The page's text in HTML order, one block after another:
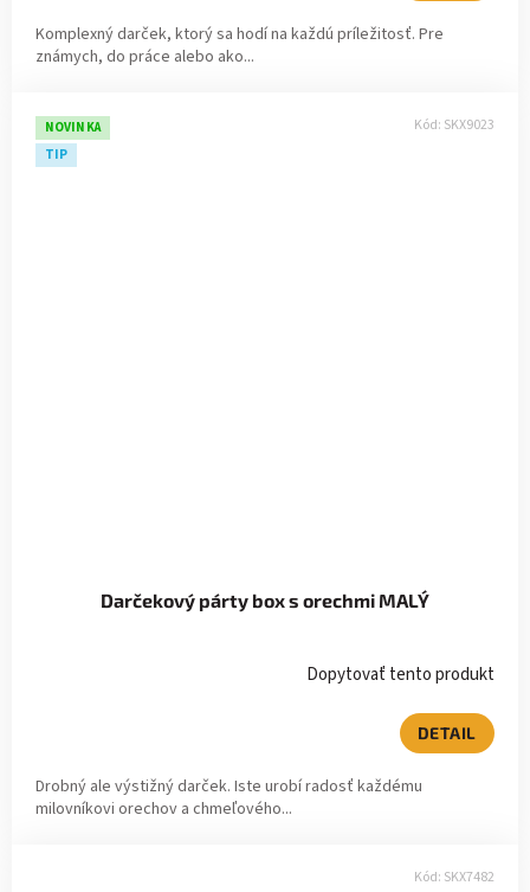
Komplexný darček, ktorý sa hodí na každú príležitosť. Pre
známych, do práce alebo ako...
NOVINKA
TIP
Darčekový párty box s orechmi MALÝ
Dopytovať tento produkt
DETAIL
Drobný ale výstižný darček. Iste urobí radosť každému
milovníkovi orechov a chmeľového...
Kód: SKX9023
Kód: SKX7482